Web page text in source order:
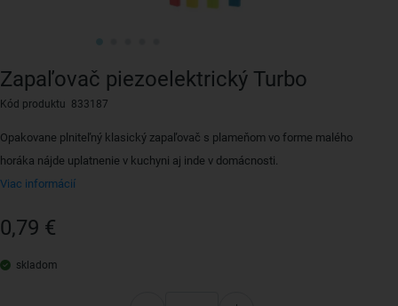
Zapaľovač piezoelektrický Turbo
Kód produktu 833187
Opakovane plniteľný klasický zapaľovač s plameňom vo forme malého
horáka nájde uplatnenie v kuchyni aj inde v domácnosti.
Viac informácií
0,79 €
skladom